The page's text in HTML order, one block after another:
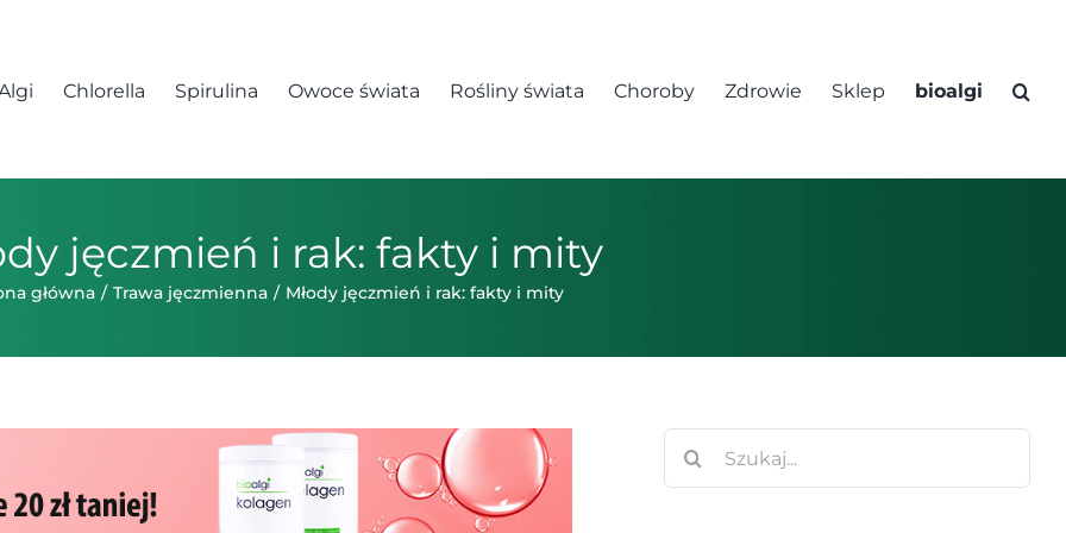
Chlorella Spirulina Owoce świata Rośliny świata Choroby Zdrowie Sklep bioalgi
jęczmień i rak: fakty i mity
główna Trawa jęczmienna Młody jęczmień i rak: fakty i mity